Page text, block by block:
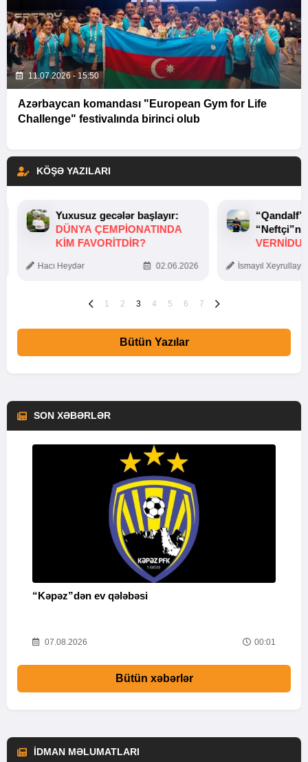
11.07.2026 - 15:50
Azərbaycan komandası "European Gym for Life
Challenge" festivalında birinci olub
KÖŞƏ YAZILARI
Yuxusuz gecələr başlayır:
DÜNYA ÇEMPIONATINDA
KIM FAVORITDIR?
Hacı Heydər 02.06.2026 İsmayıl
1 2 3 4 5 6 7
Bütün Yazılar
SON XƏBƏRLƏR
“Kəpəz”dən ev qələbəsi
07.08.2026 00:01
Bütün xəbərlər
İDMAN MƏLUMATLARI